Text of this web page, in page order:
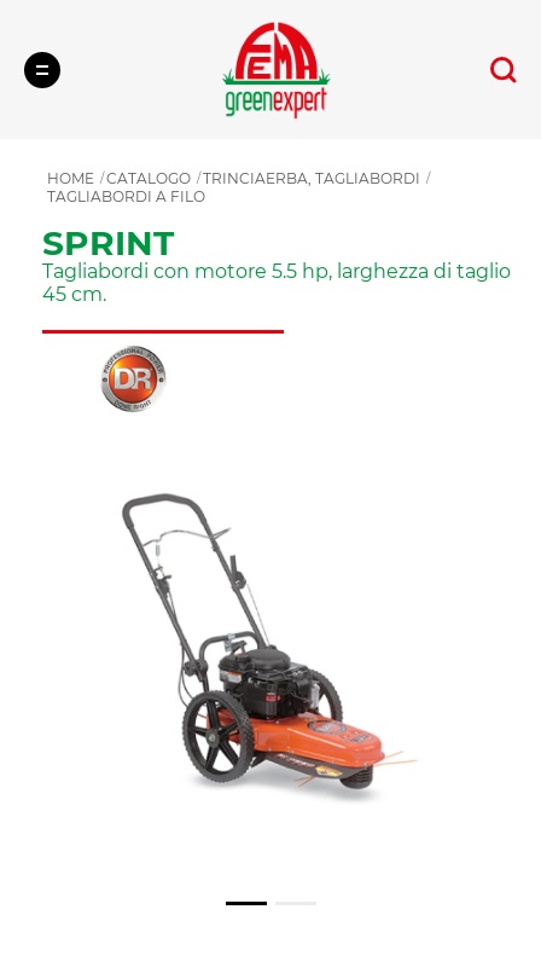
Cerca
HOME CATALOGO
TRINCIAERBA, TAGLIABORDI
TAGLIABORDI A FILO
SPRINT
Tagliabordi con motore 5.5 hp, larghezza di taglio
45 cm.